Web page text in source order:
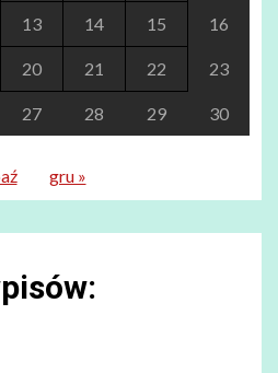
13 14 15 16
20 21 22 23
27 28 29 30
gru »